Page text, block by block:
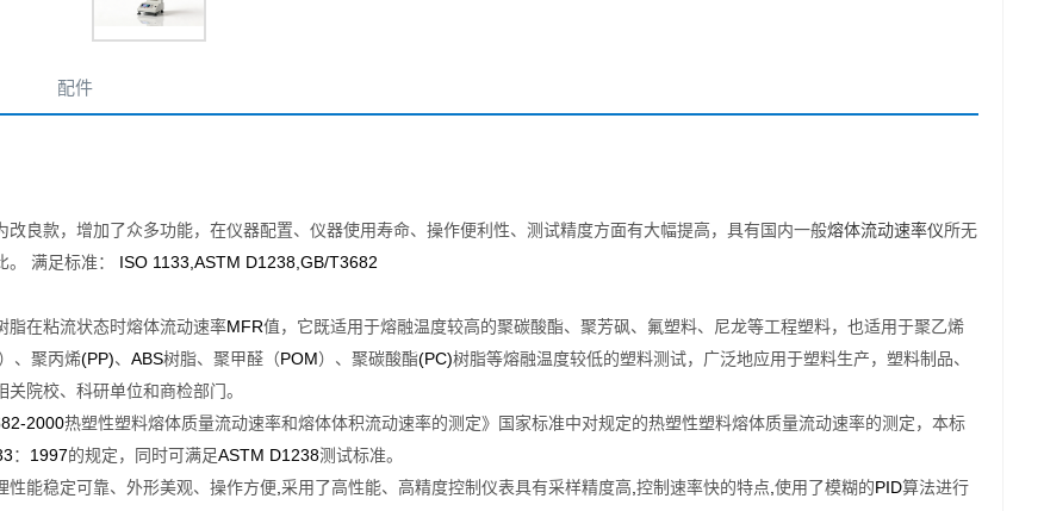
配件
改良款，增加了众多功能，在仪器配置、仪器使用寿命、操作便利性、测试精度方面有大幅提高，具有国内一般熔体流动速率仪所无
满足标准： ISO 1133,ASTM D1238,GB/T3682
脂在粘流状态时熔体流动速率MFR值，它既适用于熔融温度较高的聚碳酸酯、聚芳砜、氟塑料、尼龙等工程塑料，也适用于聚乙烯
、聚丙烯(PP)、 ABS树脂、聚甲醛（POM）、聚碳酸酯(PC)树脂等熔融温度较低的塑料测试，广泛地应用于塑料生产，塑料制品、
院校、科研单位和商检部门。
2000热塑性塑料熔体质量流动速率和熔体体积流动速率的测定》国家标准中对规定的热塑性塑料熔体质量流动速率的测定，本标
： 1997的规定，同时可满足ASTM D1238测试标准。
性能稳定可靠、外形美观、操作方便, 采用了高性能、高精度控制仪表具有采样精度高 控制速率快的特点 使用了模糊的PID算法进行